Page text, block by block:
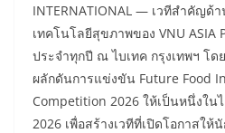
INTERNATIONAL — เวทีสำคัญด้
เทคโนโลยีสุขภาพของ VNU ASIA
ประจำทุกปี ณ ไบเทค กรุงเทพฯ โด
ผลักดันการแข่งขัน Future Food
Competition 2026 ให้เป็นหนึ่งใ
2026 เพื่อสร้างเวทีที่เปิดโอกาสใ